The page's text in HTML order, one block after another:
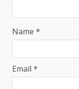
Name *
Email *